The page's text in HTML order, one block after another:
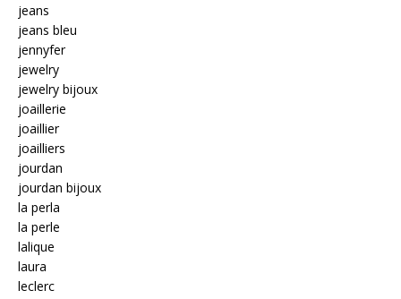
jeans
jeans bleu
jennyfer
jewelry
jewelry bijoux
joaillerie
joaillier
joailliers
jourdan
jourdan bijoux
la perla
la perle
lalique
laura
leclerc